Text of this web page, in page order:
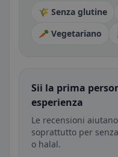
🌾 Senza glutine
🥕 Vegetariano
Sii la prima
esperienza
Le recensioni
soprattutto per
o halal.